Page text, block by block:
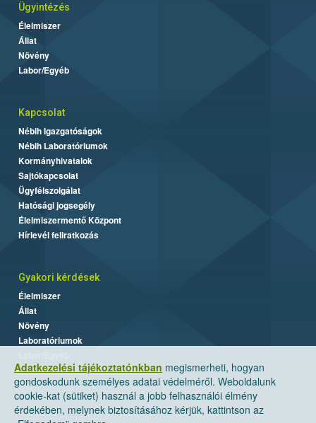
Adatkezelési tájékoztatónkban megismerheti, hogyan
gondoskodunk személyes adatai védelméről. Weboldalunk
cookie-kat (sütiket) használ a jobb felhasználói élmény
érdekében, melynek biztosításához kérjük, kattintson az
Ügyintézés
Élelmiszer
Állat
Növény
Labor/Egyéb
Kapcsolat
Nébih Igazgatóságok
Nébih Laboratóriumok
Kormányhivatalok
Sajtókapcsolat
Ügyfélszolgálat
Hatósági jogsegély
Élelmiszermentő Központ
Hírlevél feliratkozás
Gyakori kérdések
Élelmiszer
Állat
Növény
Laboratóriumok